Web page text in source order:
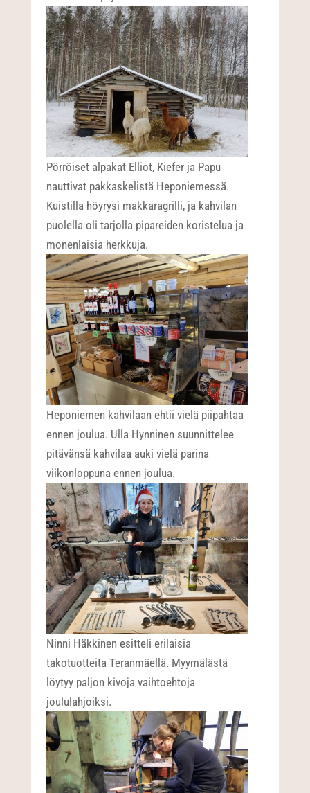
Pörröiset alpakat Elliot, Kiefer ja Papu
nauttivat pakkaskelistä Heponiemessä.
Kuistilla höyrysi makkaragrilli, ja kahvilan
puolella oli tarjolla pipareiden koristelua ja
monenlaisia herkkuja.
Heponiemen kahvilaan ehtii vielä piipahtaa
ennen joulua. Ulla Hynninen suunnittelee
pitävänsä kahvilaa auki vielä parina
viikonloppuna ennen joulua.
Ninni Häkkinen esitteli erilaisia
takotuotteita Teranmäellä. Myymälästä
löytyy paljon kivoja vaihtoehtoja
joululahjoiksi.